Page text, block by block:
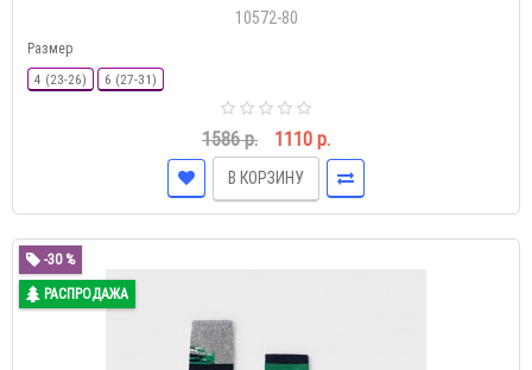
10572-80
Размер
4 (23-26) 6 (27-31)
1586 р. 1110 р.
В КОРЗИНУ
-30 %
РАСПРОДАЖА